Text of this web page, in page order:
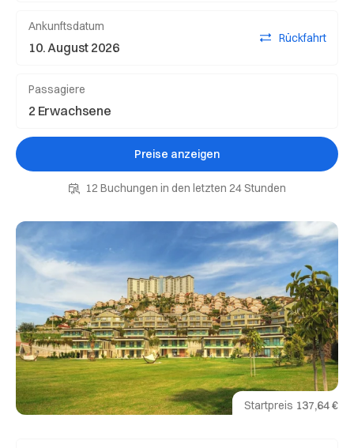
Startpreis 137,64 €
Ankunftsdatum
Rückfahrt
Passagiere
Preise anzeigen
12 Buchungen in den letzten 24 Stunden